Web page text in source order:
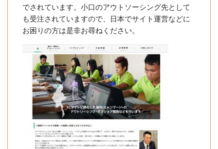
でされています。小口のアウトソーシング先として
も受注されていますので、日本でサイト運営などに
お困りの方は是非お尋ねください。